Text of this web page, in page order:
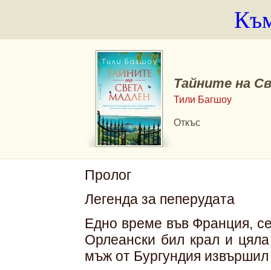
Тайните на
Тили Багшоу
Откъс
Пролог
Легенда за пеперудата
Едно време във Франция,
Орлеански бил крал и
мъж от Бургундия